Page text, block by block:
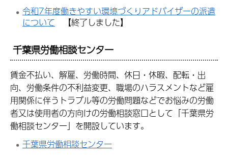
令和7年度働きやすい環境づくりアドバイザーの派遣
について 【終了しました】
千葉県労働相談センター
賃金不払い、解雇、労働時間、休日・休暇、配転・出
向、労働条件の不利益変更、職場のハラスメントなど雇
用関係に伴うトラブル等の労働問題などでお悩みの労働
者又は使用者の方向けの労働相談窓口として「千葉県労
働相談センター」を開設しています。
千葉県労働相談センター